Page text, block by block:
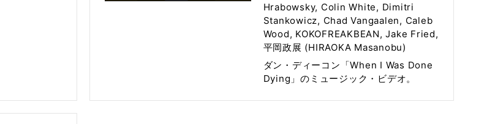
Hrabowsky, Colin White, Dimitri
Stankowicz, Chad Vangaalen, Caleb
Wood, KOKOFREAKBEAN, Jake Fried,
平岡政展 (HIRAOKA Masanobu)
ダン・ディーコン「When I Was Done
Dying」のミュージック・ビデオ。